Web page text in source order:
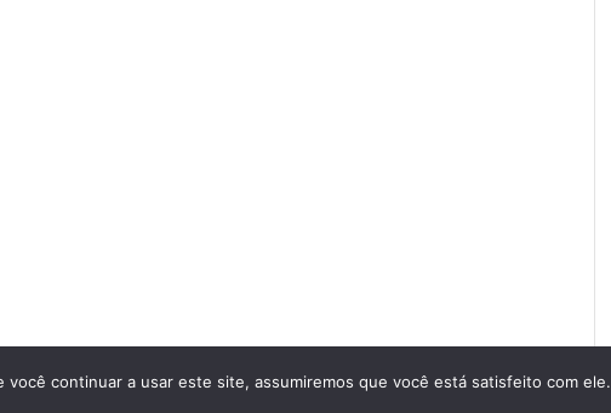
continuar a usar este site, assumiremos que você está satisfeito com ele.